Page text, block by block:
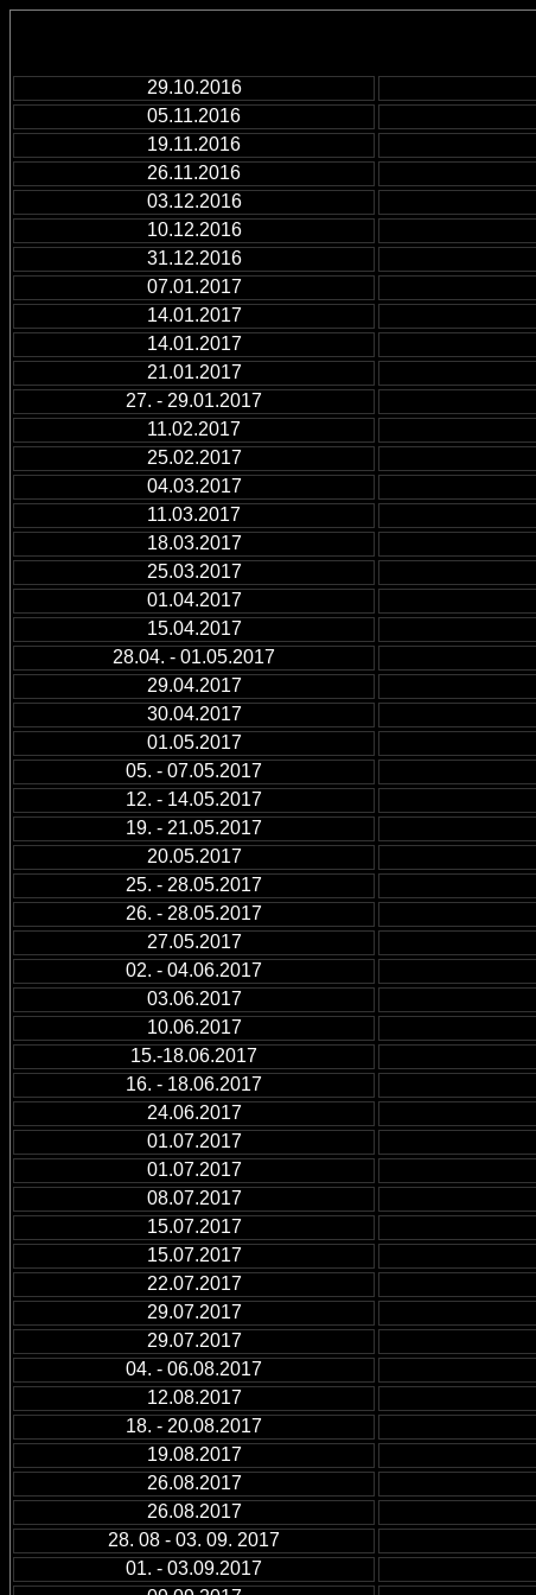
29.10.2016
05.11.2016
19.11.2016
26.11.2016
03.12.2016
10.12.2016
31.12.2016
07.01.2017
14.01.2017
14.01.2017
21.01.2017
27. - 29.01.2017
11.02.2017
25.02.2017
04.03.2017
11.03.2017
18.03.2017
25.03.2017
01.04.2017
15.04.2017
28.04. - 01.05.2017
29.04.2017
30.04.2017
01.05.2017
05. - 07.05.2017
12. - 14.05.2017
19. - 21.05.2017
20.05.2017
25. - 28.05.2017
26. - 28.05.2017
27.05.2017
02. - 04.06.2017
03.06.2017
10.06.2017
15.-18.06.2017
16. - 18.06.2017
24.06.2017
01.07.2017
01.07.2017
08.07.2017
15.07.2017
15.07.2017
22.07.2017
29.07.2017
29.07.2017
04. - 06.08.2017
12.08.2017
18. - 20.08.2017
19.08.2017
26.08.2017
26.08.2017
28. 08 - 03. 09. 2017
01. - 03.09.2017